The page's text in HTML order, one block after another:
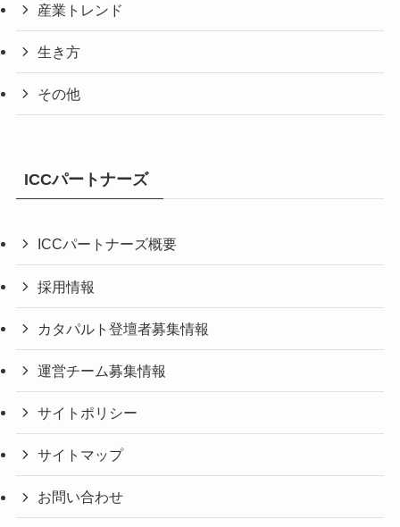
産業トレンド
生き方
その他
ICCパートナーズ
ICCパートナーズ概要
採用情報
カタパルト登壇者募集情報
運営チーム募集情報
サイトポリシー
サイトマップ
お問い合わせ